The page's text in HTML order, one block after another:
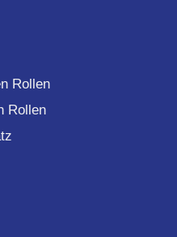
Rollen
Rollen